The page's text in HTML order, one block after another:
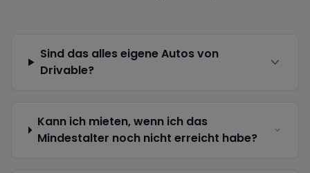
Sind das alles eigene Autos von
Drivable?
Kann ich mieten, wenn ich das
Mindestalter noch nicht erreicht habe?